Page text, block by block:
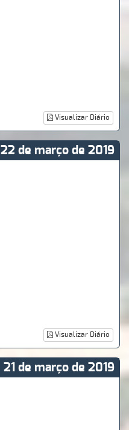
Visualizar Diário
22 de março de 2019
Visualizar Diário
21 de março de 2019